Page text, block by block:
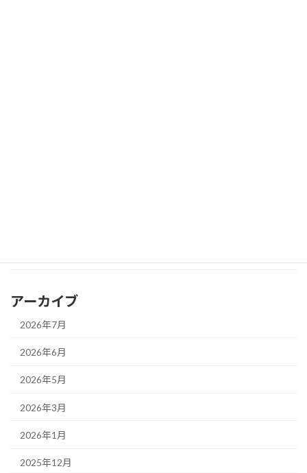
アーカイブ
2026年7月
2026年6月
2026年5月
2026年3月
2026年1月
2025年12月